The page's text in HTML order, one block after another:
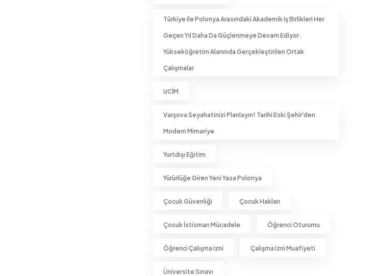
Türkiye Ile Polonya Arasındaki Akademik Iş Birlikleri Her
Geçen Yıl Daha Da Güçlenmeye Devam Ediyor.
Yükseköğretim Alanında Gerçekleştirilen Ortak
Çalışmalar
UCİM
Varşova Seyahatinizi Planlayın! Tarihi Eski Şehir'den
Modern Mimariye
Yurtdışı Eğitim
Yürürlüğe Giren Yeni Yasa Polonya
Çocuk Güvenliği Çocuk Hakları
Çocuk İstismarı Mücadele Öğrenci Oturumu
Öğrenci Çalışma Izni Çalışma Izni Muafiyeti
Üniversite Sınavı